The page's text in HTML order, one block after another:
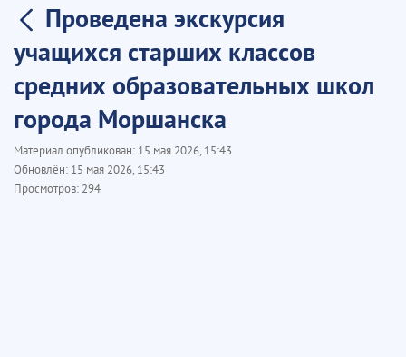
Проведена экскурсия
учащихся старших классов
средних образовательных школ
города Моршанска
Материал опубликован: 15 мая 2026, 15:43
Обновлён: 15 мая 2026, 15:43
Просмотров: 294